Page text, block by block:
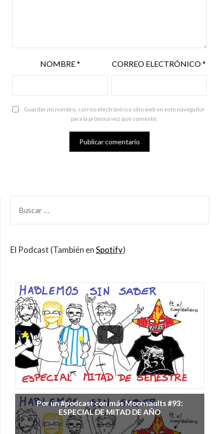
NOMBRE* CORREO ELECTRÓNICO*
Guardar mi nombre, correo electrónico y sitio web en este navegador
para la próxima vez que comente.
POR:
El Podcast (También enSpotify)
Por un #podcast con más Moonsaults #93:
ESPECIAL DE MITAD DE AÑO